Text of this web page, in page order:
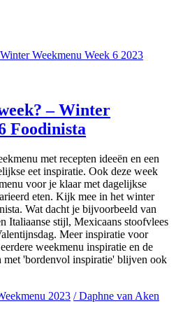
– Winter
Foodinista
met recepten ideeën en een
eet inspiratie. Ook deze week
voor je klaar met dagelijkse
eten. Kijk mee in het winter
Wat dacht je bijvoorbeeld van
Italiaanse stijl, Mexicaans stoofvlees
Meer inspiratie voor
weekmenu inspiratie en de
met 'bordenvol inspiratie' blijven ook
2023 / Daphne van Aken